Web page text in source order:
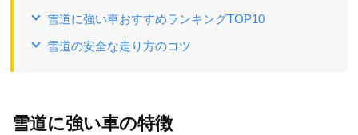
雪道に強い車おすすめランキングTOP10
雪道の安全な走り方のコツ
雪道に強い車の特徴